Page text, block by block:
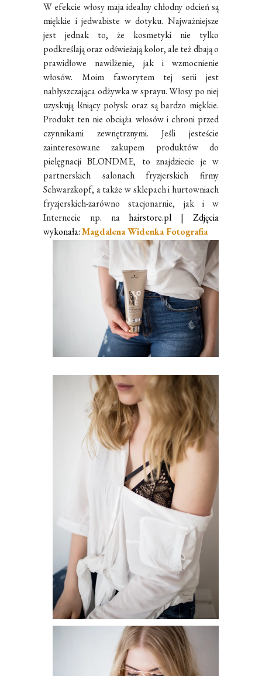
W efekcie włosy maja idealny chłodny odcień są
miękkie i jedwabiste w dotyku. Najważniejsze
jest jednak to, że kosmetyki nie tylko
podkreślają oraz odświeżają kolor, ale też dbają o
prawidłowe nawilżenie, jak i wzmocnienie
włosów. Moim faworytem tej serii jest
nabłyszczająca odżywka w sprayu. Włosy po niej
uzyskują lśniący połysk oraz są bardzo miękkie.
Produkt ten nie obciąża włosów i chroni przed
czynnikami zewnętrznymi. Jeśli jesteście
zainteresowane zakupem produktów do
pielęgnacji BLONDME, to znajdziecie je w
partnerskich salonach fryzjerskich firmy
Schwarzkopf, a także w sklepach i hurtowniach
fryzjerskich-zarówno stacjonarnie, jak i w
Internecie np. na hairstore.pl | Zdjęcia
wykonała:Magdalena Widenka Fotografia